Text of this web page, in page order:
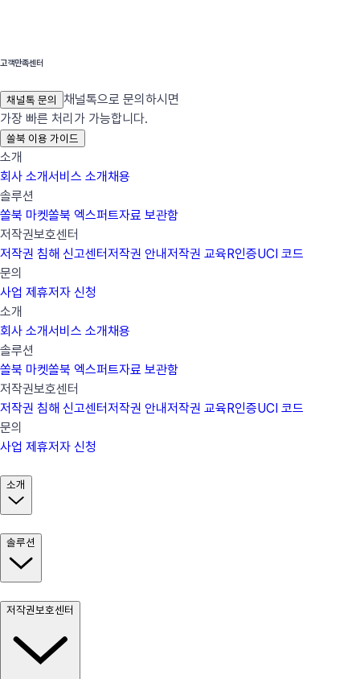
고객만족센터
채널톡 문의
채널톡으로 문의하시면
가장 빠른 처리가 가능합니다.
쏠북 이용 가이드
소개
회사 소개서비스 소개채용
솔루션
쏠북 마켓쏠북 엑스퍼트자료 보관함
저작권보호센터
저작권 침해 신고센터저작권 안내저작권 교육 R인증UCI 코드
문의
사업 제휴저자 신청
소개
회사 소개서비스 소개채용
솔루션
쏠북 마켓쏠북 엑스퍼트자료 보관함
저작권보호센터
저작권 침해 신고센터저작권 안내저작권 교육 R인증UCI 코드
문의
사업 제휴저자 신청
소개
솔루션
저작권보호센터